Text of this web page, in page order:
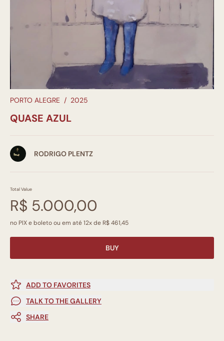
PORTO ALEGRE / 2025
QUASE AZUL
RODRIGO PLENTZ
Total Value
R$ 5.000,00
no PIX e boleto ou em até 12x de R$ 461,45
BUY
ADD TO FAVORITES
TALK TO THE GALLERY
SHARE